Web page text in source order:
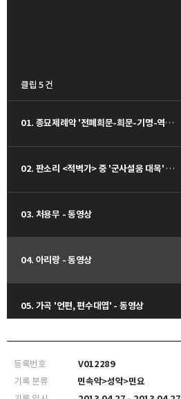
클립 5 건
01. 종묘제례악 '전폐희문-희문-기명-역성-소무-독경-영관' - 동영상
02. 판소리 <적벽가> 중 '군사설움 대목' - 동영상
03. 처용무 - 동영상
04. 아리랑 - 동영상
05. 가곡 '언편, 편수대엽' - 동영상
등록번호
V012289
기록 분류
민속악>성악>민요